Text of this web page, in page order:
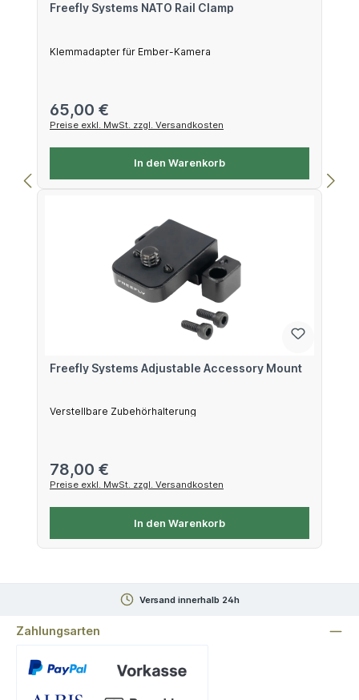
Freefly Systems NATO Rail Clamp
Klemmadapter für Ember-Kamera
Regulärer Preis:
65,00 €
Preise exkl. MwSt. zzgl. Versandkosten
In den Warenkorb
Freefly Systems Adjustable Accessory Mount
Verstellbare Zubehörhalterung
Regulärer Preis:
78,00 €
Preise exkl. MwSt. zzgl. Versandkosten
In den Warenkorb
Versand innerhalb 24h
Zahlungsarten